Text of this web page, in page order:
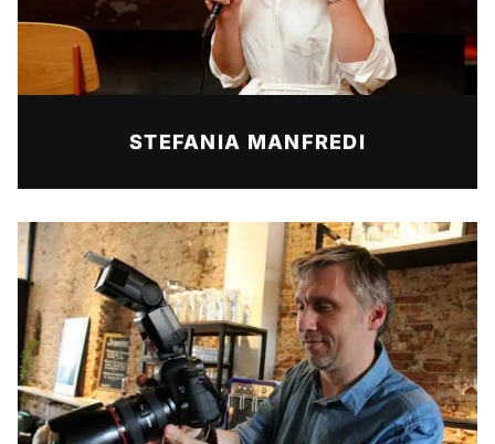
STEFANIA MANFREDI